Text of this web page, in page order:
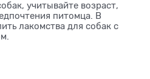
учитывайте возраст,
питомца. В
лакомства для собак с